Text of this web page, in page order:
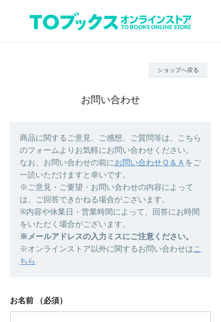
ショップへ戻る
お問い合わせ
商品に関するご意見、ご感想、ご質問等は、こちら
のフォームよりお気軽にお問い合わせください。
なお、お問い合わせの前にお問い合わせＱ＆Ａ をご
一読いただけますと幸いです。
※ご意見・ご要望・お問い合わせの内容によって
は、ご回答できかねる場合がございます。
※内容や休業日・営業時間によって、回答にお時間
をいただく場合がございます。
※メールアドレスの入力ミスにご注意ください。
※オンラインストア以外に関するお問い合わせはこ
ちら
お名前 （必須）